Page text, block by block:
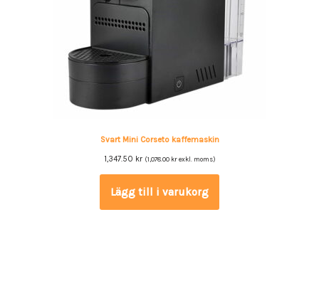
Svart Mini Corseto kaffemaskin
1,347.50 kr (1,078.00 krexkl. moms)
Lägg till i varukorg